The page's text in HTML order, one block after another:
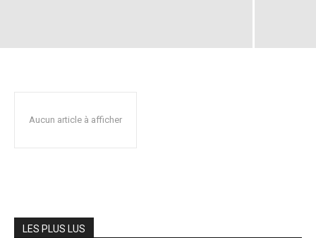
Aucun article à afficher
LES PLUS LUS